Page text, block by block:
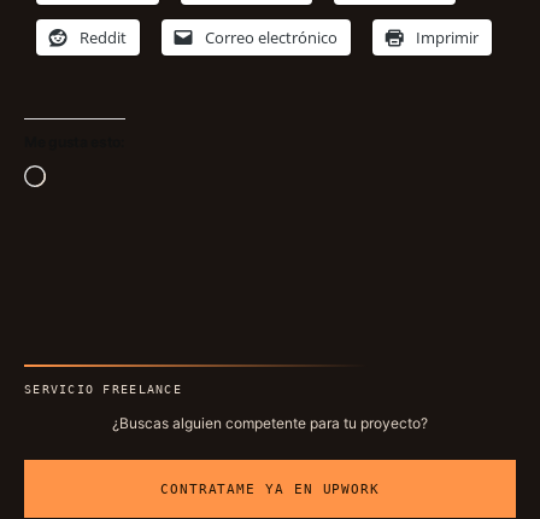
Reddit Correo electrónico Imprimir
Cargando...
SERVICIO FREELANCE
¿Buscas alguien competente para tu proyecto?
CONTRATAME YA EN UPWORK